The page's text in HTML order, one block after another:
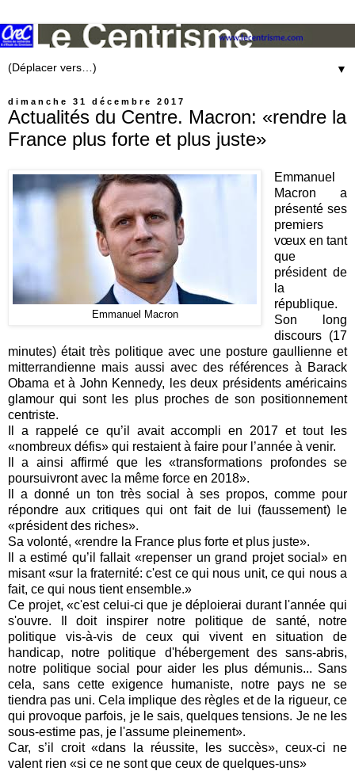
▼
dimanche 31 décembre 2017
Actualités du Centre. Macron: «rendre la
France plus forte et plus juste»
Emmanuel Macron
Emmanuel
Macron a
présenté ses
premiers
vœux en tant
que
président de
la
république.
Son long
discours (17
minutes) était très politique avec une posture gaullienne et
mitterrandienne mais aussi avec des références à Barack
Obama et à John Kennedy, les deux présidents américains
glamour qui sont les plus proches de son positionnement
centriste.
Il a rappelé ce qu’il avait accompli en 2017 et tout les
«nombreux défis» qui restaient à faire pour l’année à venir.
Il a ainsi affirmé que les «transformations profondes se
poursuivront avec la même force en 2018».
Il a donné un ton très social à ses propos, comme pour
répondre aux critiques qui ont fait de lui (faussement) le
«président des riches».
Sa volonté, «rendre la France plus forte et plus juste».
Il a estimé qu’il fallait «repenser un grand projet social» en
misant «sur la fraternité: c'est ce qui nous unit, ce qui nous a
fait, ce qui nous tient ensemble.»
Ce projet, «c'est celui-ci que je déploierai durant l'année qui
s'ouvre. Il doit inspirer notre politique de santé, notre
politique vis-à-vis de ceux qui vivent en situation de
handicap, notre politique d'hébergement des sans-abris,
notre politique social pour aider les plus démunis... Sans
cela, sans cette exigence humaniste, notre pays ne se
tiendra pas uni. Cela implique des règles et de la rigueur, ce
qui provoque parfois, je le sais, quelques tensions. Je ne les
sous-estime pas, je l'assume pleinement».
Car, s’il croit «dans la réussite, les succès», ceux-ci ne
valent rien «si ce ne sont que ceux de quelques-uns»